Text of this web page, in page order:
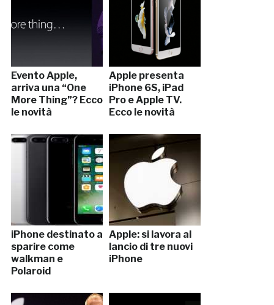
Evento Apple,
arriva una “One
More Thing”? Ecco
le novità
Apple presenta
iPhone 6S, iPad
Pro e Apple TV.
Ecco le novità
iPhone destinato a
sparire come
walkman e
Polaroid
Apple: si lavora al
lancio di tre nuovi
iPhone